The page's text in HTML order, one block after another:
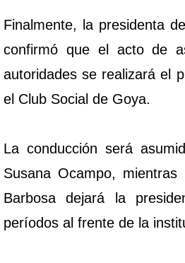
Finalmente, la presidenta
confirmó que el acto de
autoridades se realizará el
el Club Social de Goya.
La conducción será
Susana Ocampo,
Barbosa dejará la
períodos al frente de la